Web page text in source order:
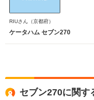
WLTCモード
燃費
駆動方式 FR
RIUさん （京都府）
ケータハム セブン270
セブン270に関す